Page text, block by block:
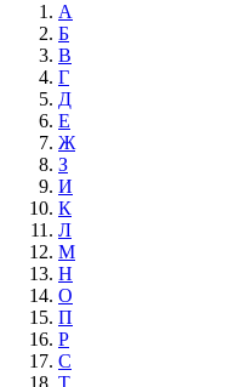
А
Б
В
Г
Д
Е
Ж
З
И
К
Л
М
Н
О
П
Р
С